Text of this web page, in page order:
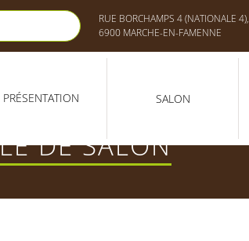
RUE BORCHAMPS 4 (NATIONALE 4),
6900 MARCHE-EN-FAMENNE
PRÉSENTATION SALON
DE SALON